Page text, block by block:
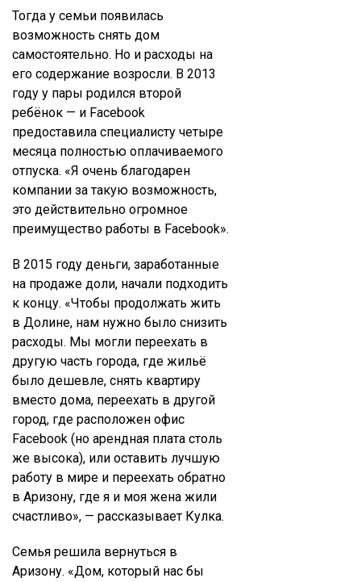
Тогда у семьи появилась
возможность снять дом
самостоятельно. Но и расходы на
его содержание возросли. В 2013
году у пары родился второй
ребёнок — и Facebook
предоставила специалисту четыре
месяца полностью оплачиваемого
отпуска. «Я очень благодарен
компании за такую возможность,
это действительно огромное
преимущество работы в Facebook».
В 2015 году деньги, заработанные
на продаже доли, начали подходить
к концу. «Чтобы продолжать жить
в Долине, нам нужно было снизить
расходы. Мы могли переехать в
другую часть города, где жильё
было дешевле, снять квартиру
вместо дома, переехать в другой
город, где расположен офис
Facebook (но арендная плата столь
же высока), или оставить лучшую
работу в мире и переехать обратно
в Аризону, где я и моя жена жили
счастливо», — рассказывает Кулка.
Семья решила вернуться в
Аризону. «Дом, который нас бы